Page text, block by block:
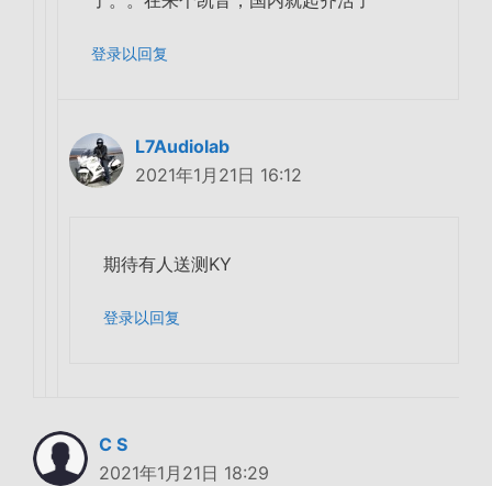
登录以回复
L7Audiolab
2021年1月21日 16:12
期待有人送测KY
登录以回复
C S
2021年1月21日 18:29